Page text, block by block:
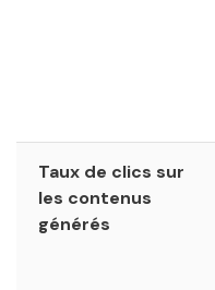
Taux de clics sur
les contenus
générés